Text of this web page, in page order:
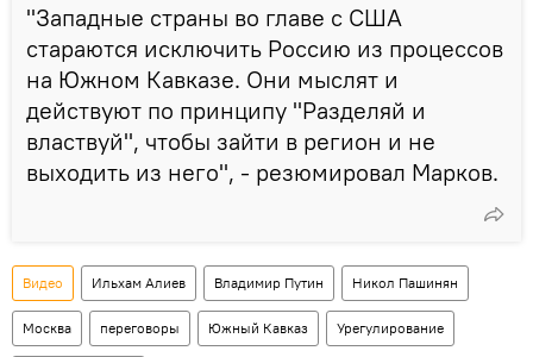
"Западные страны во главе с США
стараются исключить Россию из процессов
на Южном Кавказе. Они мыслят и
действуют по принципу "Разделяй и
властвуй", чтобы зайти в регион и не
выходить из него", - резюмировал Марков.
Видео Ильхам Алиев Владимир Путин Никол Пашинян
Москва переговоры Южный Кавказ Урегулирование